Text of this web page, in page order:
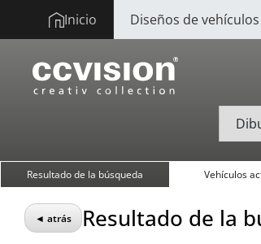
Inicio Diseños de vehículos
Resultado de la búsqueda Vehículos
◄ atrás Resultado de la